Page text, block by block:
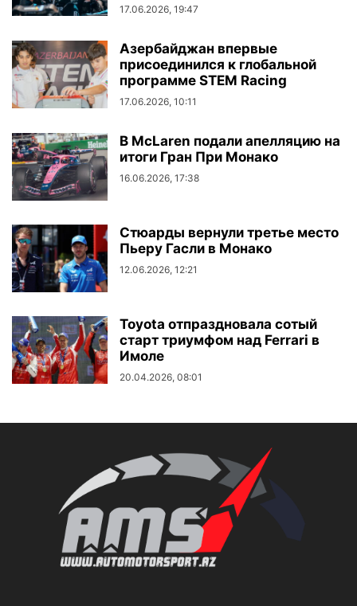
17.06.2026, 19:47
Азербайджан впервые
присоединился к глобальной
программе STEM Racing
17.06.2026, 10:11
В McLaren подали апелляцию на
итоги Гран При Монако
16.06.2026, 17:38
Стюарды вернули третье место
Пьеру Гасли в Монако
12.06.2026, 12:21
Toyota отпраздновала сотый
старт триумфом над Ferrari в
Имоле
20.04.2026, 08:01